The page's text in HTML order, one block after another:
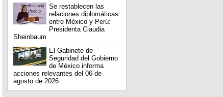
Se restablecen las
relaciones diplomáticas
entre México y Perú:
Presidenta Claudia
Sheinbaum
El Gabinete de
Seguridad del Gobierno
de México informa
acciones relevantes del 06 de
agosto de 2026